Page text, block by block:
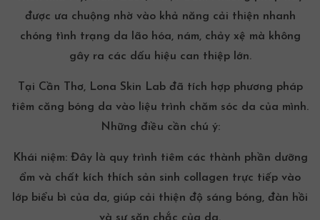
được ưa chuộng nhờ vào khả năng cải thiện nhanh
chóng tình trạng da lão hóa, nám, chảy xệ mà không
gây ra các dấu hiệu can thiệp lớn.
Tại Cần Thơ, Lona Skin Lab đã tích hợp phương pháp
tiêm căng bóng da vào liệu trình chăm sóc da của mình.
Những điều cần chú ý:
Khái niệm: Đây là quy trình tiêm các thành phần dưỡng
ẩm và chất kích thích sản sinh collagen trực tiếp vào
lớp biểu bì của da, giúp cải thiện độ sáng bóng, đàn hồi